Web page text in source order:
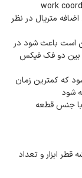
متریال در نظر
است باعث شود در
بین دو فک فیکس
که کمترین زمان
شود
با جنس قطعه
ابزار و تعداد